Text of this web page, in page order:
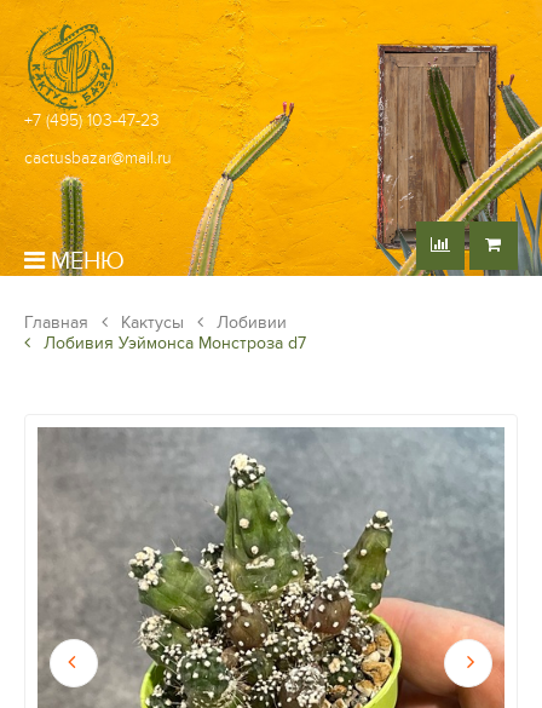
+7 (495) 103-47-23
cactusbazar@mail.ru
МЕНЮ
Главная Кактусы
Лобивии
Лобивия Уэймонса Монстроза d7